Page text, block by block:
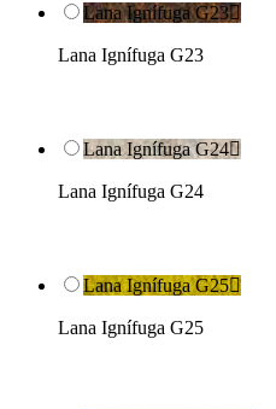
Lana Ignífuga G23
Lana Ignífuga G23
Lana Ignífuga G24
Lana Ignífuga G24
Lana Ignífuga G25
Lana Ignífuga G25